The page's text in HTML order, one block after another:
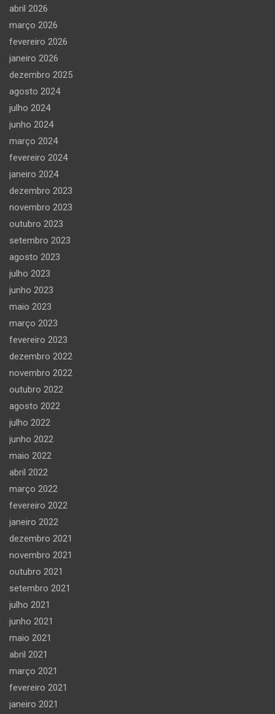
abril 2026
março 2026
fevereiro 2026
janeiro 2026
dezembro 2025
agosto 2024
julho 2024
junho 2024
março 2024
fevereiro 2024
janeiro 2024
dezembro 2023
novembro 2023
outubro 2023
setembro 2023
agosto 2023
julho 2023
junho 2023
maio 2023
março 2023
fevereiro 2023
dezembro 2022
novembro 2022
outubro 2022
agosto 2022
julho 2022
junho 2022
maio 2022
abril 2022
março 2022
fevereiro 2022
janeiro 2022
dezembro 2021
novembro 2021
outubro 2021
setembro 2021
julho 2021
junho 2021
maio 2021
abril 2021
março 2021
fevereiro 2021
janeiro 2021